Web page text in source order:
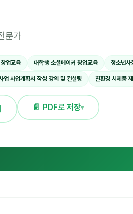
문가
업교육 대학생 소셜메이커 창업교육 청소년사
업 사업계획서 작성 강의 및 컨설팅 친환경 시제품
📄 PDF로 저장▾